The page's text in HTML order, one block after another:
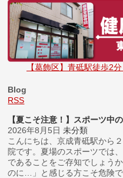
【葛飾区】青砥駅徒歩2
Blog
RSS
【夏こそ注意！】スポーツ中
2026年8月5日 未分類
こんにちは、京成青砥駅から
院です。夏場のスポーツでは
であることをご存知でしょう
のに…」と感じる方こそ危険